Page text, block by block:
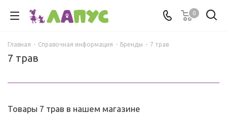
0
Главная - Справочная информация - Бренды - 7 трав
7 трав
Товары 7 трав в нашем магазине